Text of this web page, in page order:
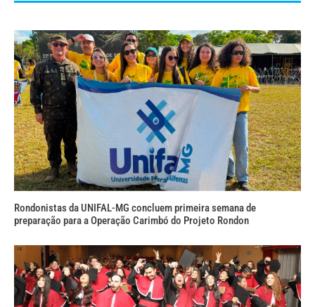
Rondonistas da UNIFAL-MG concluem primeira semana de
preparação para a Operação Carimbó do Projeto Rondon